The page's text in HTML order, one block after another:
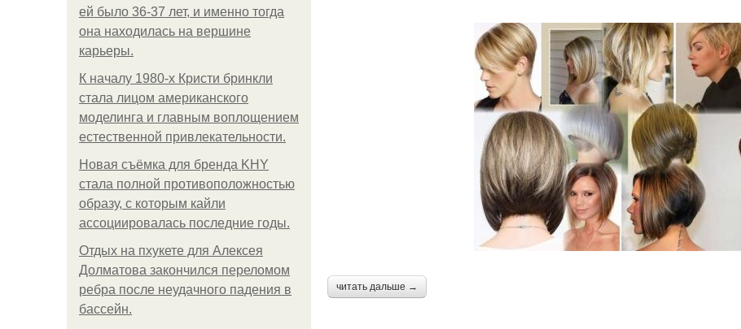
ей было 36-37 лет, и именно тогда
она находилась на вершине
карьеры.
К началу 1980-х Кристи бринкли
стала лицом американского
моделинга и главным воплощением
естественной привлекательности.
Новая съёмка для бренда KHY
стала полной противоположностью
образу, с которым кайли
ассоциировалась последние годы.
Отдых на пхукете для Алексея
Долматова закончился переломом
ребра после неудачного падения в
бассейн.
читать дальше →